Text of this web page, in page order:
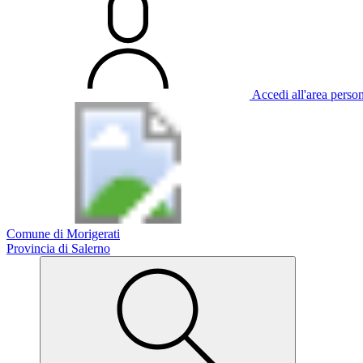
Accedi all'area
Comune di Morigerati
Provincia di Salerno